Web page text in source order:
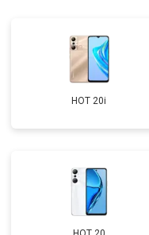
HOT 20i